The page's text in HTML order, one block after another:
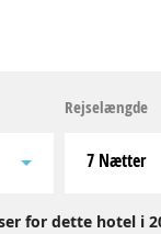
Rejselængde
7 Nætter
for dette hotel i